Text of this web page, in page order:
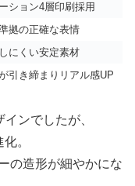
ション4層印刷採用
拠の正確な表情
にくい安定素材
引き締まりリアル感UP
ンでしたが、
。
の造形が細やかにな